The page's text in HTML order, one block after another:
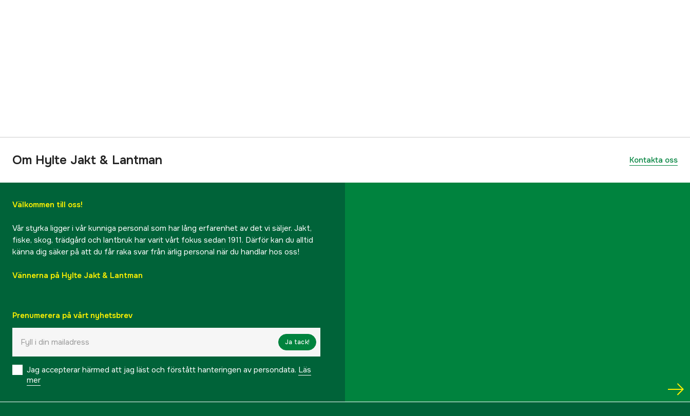
Om Hylte Jakt & Lantman Kontakta oss
Välkommen till oss!
Vår styrka ligger i vår kunniga personal som har lång erfarenhet av det vi säljer. Jakt,
fiske, skog, trädgård och lantbruk har varit vårt fokus sedan 1911. Därför kan du alltid
känna dig säker på att du får raka svar från ärlig personal när du handlar hos oss!
Vännerna på Hylte Jakt & Lantman
Prenumerera på vårt nyhetsbrev
Ja tack!
Jag accepterar härmed att jag läst och förstått hanteringen av persondata. Läs
mer